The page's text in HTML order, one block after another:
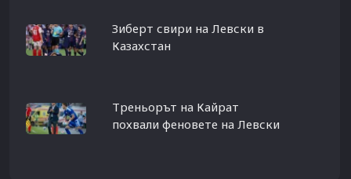
Зиберт свири на Левски в
Казахстан
Треньорът на Кайрат
похвали феновете на Левски